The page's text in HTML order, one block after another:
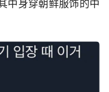
中身穿朝鲜服饰的中